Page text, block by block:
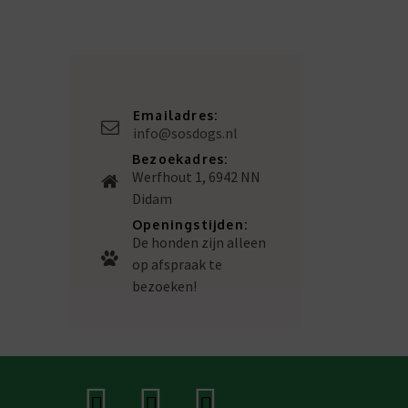
Emailadres:
info@sosdogs.nl
Bezoekadres:
Werfhout 1, 6942 NN
Didam
Openingstijden:
De honden zijn alleen
op afspraak te
bezoeken!